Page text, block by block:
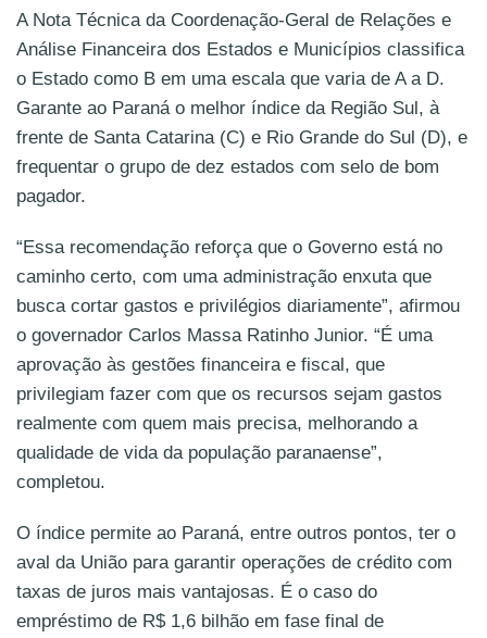
A Nota Técnica da Coordenação-Geral de Relações e
Análise Financeira dos Estados e Municípios classifica
o Estado como B em uma escala que varia de A a D.
Garante ao Paraná o melhor índice da Região Sul, à
frente de Santa Catarina (C) e Rio Grande do Sul (D), e
frequentar o grupo de dez estados com selo de bom
pagador.
“Essa recomendação reforça que o Governo está no
caminho certo, com uma administração enxuta que
busca cortar gastos e privilégios diariamente”, afirmou
o governador Carlos Massa Ratinho Junior. “É uma
aprovação às gestões financeira e fiscal, que
privilegiam fazer com que os recursos sejam gastos
realmente com quem mais precisa, melhorando a
qualidade de vida da população paranaense”,
completou.
O índice permite ao Paraná, entre outros pontos, ter o
aval da União para garantir operações de crédito com
taxas de juros mais vantajosas. É o caso do
empréstimo de R$ 1,6 bilhão em fase final de